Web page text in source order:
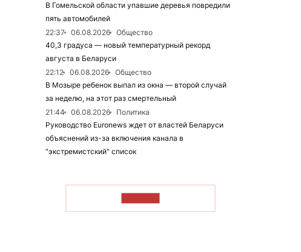
В Гомельской области упавшие деревья повредили
пять автомобилей
22:37
06.08.2026
Общество
40,3 градуса — новый температурный рекорд
августа в Беларуси
22:12
06.08.2026
Общество
В Мозыре ребенок выпал из окна — второй случай
за неделю, на этот раз смертельный
21:44
06.08.2026
Политика
Руководство Euronews ждет от властей Беларуси
объяснений из-за включения канала в
"экстремистский" список